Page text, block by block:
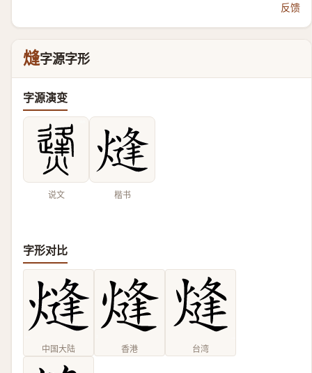
反馈
熢字源字形
字源演变
说文 楷书
字形对比
中国大陆 香港 台湾